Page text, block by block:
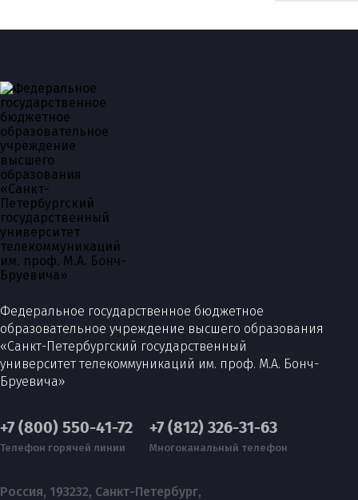
Федеральное государственное бюджетное
образовательное учреждение высшего образования
«Санкт-Петербургский государственный
университет телекоммуникаций им. проф. М.А. Бонч-
Бруевича»
+7 (800) 550-41-72
Телефон горячей линии
+7 (812) 326-31-63
Многоканальный телефон
Россия, 193232, Санкт-Петербург,